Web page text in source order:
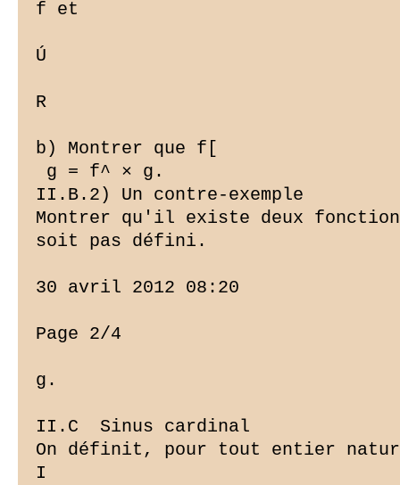
f et
Ú
R
b) Montrer que f[
g = f^ × g.
II.B.2) Un contre-exemple
Montrer qu'il existe deux
soit pas défini.
30 avril 2012 08:20
Page 2/4
g.
II.C ­ Sinus cardinal
On définit, pour tout entier
I